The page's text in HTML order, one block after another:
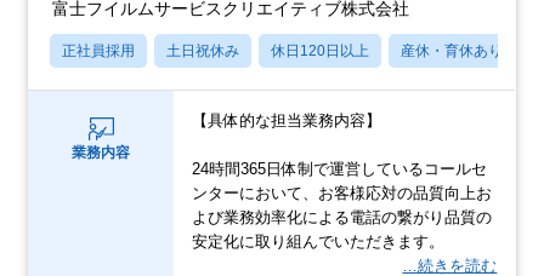
富士フイルムサービスクリエイティブ株式会社
正社員採用 土日祝休み 休日120日以上 産休・育休あり
業務内容
【具体的な担当業務内容】
24時間365日体制で運営しているコールセ
ンターにおいて、お客様応対の品質向上お
よび業務効率化による電話の繋がり品質の
安定化に取り組んでいただきます。
…続きを読む